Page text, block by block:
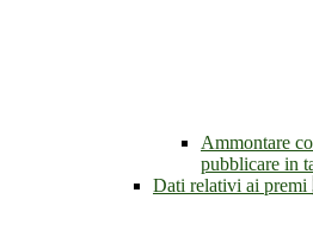
Ammontare
pubblicare in
Dati relativi ai premi